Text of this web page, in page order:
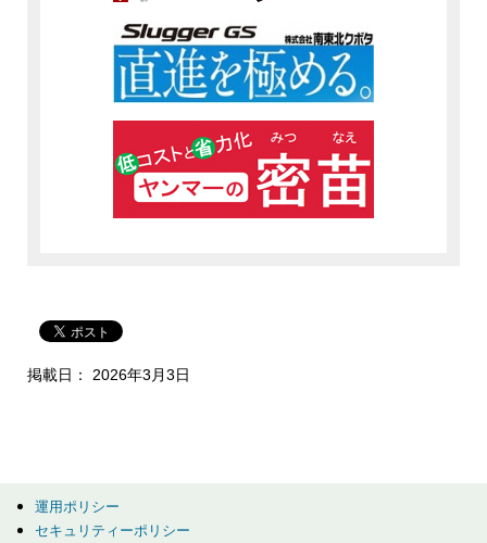
掲載日： 2026年3月3日
運用ポリシー
セキュリティーポリシー